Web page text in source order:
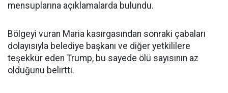
mensuplarına açıklamalarda bulundu.
Bölgeyi vuran Maria kasırgasından sonraki çabaları
dolayısıyla belediye başkanı ve diğer yetkililere
teşekkür eden Trump, bu sayede ölü sayısının az
olduğunu belirtti.